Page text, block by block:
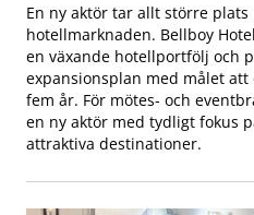
En ny aktör tar allt större plats
hotellmarknaden. Bellboy
en växande hotellportfölj och
expansionsplan med målet
fem år. För mötes- och
en ny aktör med tydligt fokus
attraktiva destinationer.